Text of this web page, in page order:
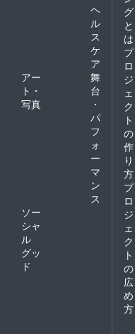
ヘ
ル
ス
ケ
ア
アー
ト・
写真
舞
台
・
パ
フ
ォ
ー
マ
ン
ス
ソー
シャ
ル
グッ
ド
グ
と
は
プ
ロ
ジ
ェ
ク
ト
の
作
り
方
プ
ロ
ジ
ェ
ク
ト
の
広
め
方